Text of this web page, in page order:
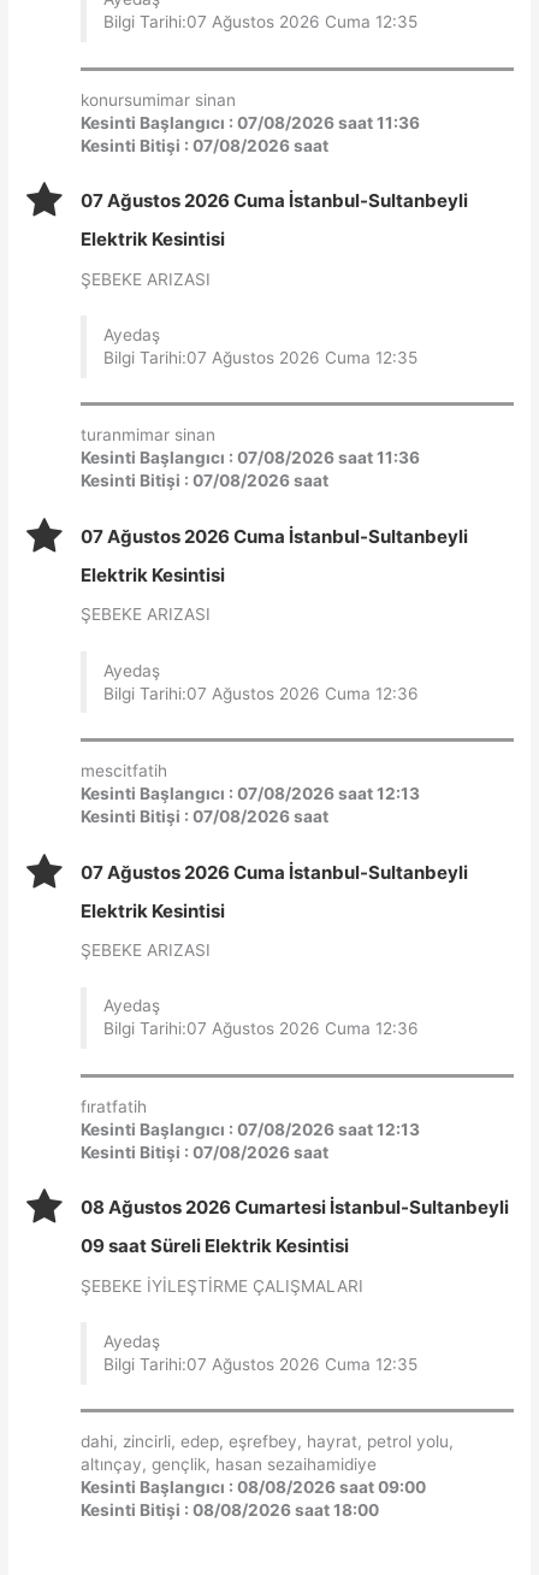
Bilgi Tarihi:07 Ağustos 2026 Cuma 12:35
konursumimar sinan
Kesinti Başlangıcı : 07/08/2026 saat 11:36
Kesinti Bitişi : 07/08/2026 saat
07 Ağustos 2026 Cuma İstanbul-Sultanbeyli
Elektrik Kesintisi
ŞEBEKE ARIZASI
Ayedaş
Bilgi Tarihi:07 Ağustos 2026 Cuma 12:35
turanmimar sinan
Kesinti Başlangıcı : 07/08/2026 saat 11:36
Kesinti Bitişi : 07/08/2026 saat
07 Ağustos 2026 Cuma İstanbul-Sultanbeyli
Elektrik Kesintisi
ŞEBEKE ARIZASI
Ayedaş
Bilgi Tarihi:07 Ağustos 2026 Cuma 12:36
mescitfatih
Kesinti Başlangıcı : 07/08/2026 saat 12:13
Kesinti Bitişi : 07/08/2026 saat
07 Ağustos 2026 Cuma İstanbul-Sultanbeyli
Elektrik Kesintisi
ŞEBEKE ARIZASI
Ayedaş
Bilgi Tarihi:07 Ağustos 2026 Cuma 12:36
fıratfatih
Kesinti Başlangıcı : 07/08/2026 saat 12:13
Kesinti Bitişi : 07/08/2026 saat
08 Ağustos 2026 Cumartesi İstanbul-Sultanbeyli
09 saat Süreli Elektrik Kesintisi
ŞEBEKE İYİLEŞTİRME ÇALIŞMALARI
Ayedaş
Bilgi Tarihi:07 Ağustos 2026 Cuma 12:35
dahi, zincirli, edep, eşrefbey, hayrat, petrol yolu,
altınçay, gençlik, hasan sezaihamidiye
Kesinti Başlangıcı : 08/08/2026 saat 09:00
Kesinti Bitişi : 08/08/2026 saat 18:00